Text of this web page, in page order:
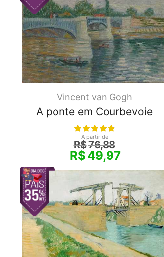
Vincent van Gogh
A ponte em Courbevoie
A partir de
R$76,88
R$49,97